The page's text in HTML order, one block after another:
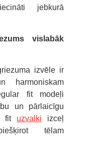
jebkurā
vislabāk
izvēle ir
harmoniskam
fit modeļi
un pārlaicīgu
fit uzvalki izceļ
tēlam